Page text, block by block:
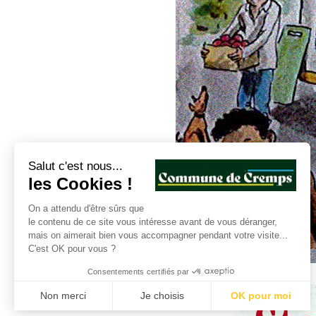
Salut c'est nous...
les Cookies !
On a attendu d'être sûrs que
le contenu de ce site vous intéresse avant de vous déranger,
mais on aimerait bien vous accompagner pendant votre visite...
C'est OK pour vous ?
Consentements certifiés par
Non merci Je choisis OK pour moi